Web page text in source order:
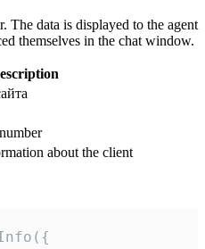
The data is displayed to the agent
themselves in the chat window.
about the client